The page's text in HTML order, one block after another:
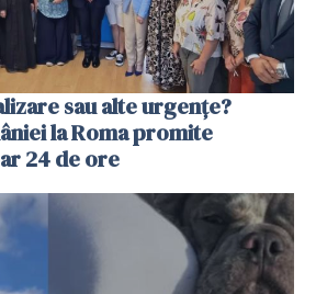
sau alte urgențe?
la Roma promite
24 de ore